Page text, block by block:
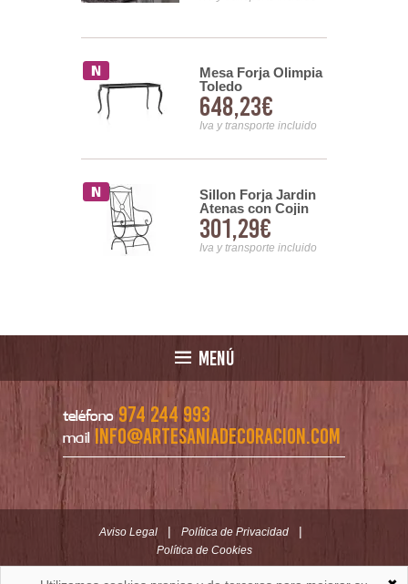
Mesa Forja Olimpia
Toledo
648,23€
Iva y transporte incluido
Sillon Forja Jardin
Atenas con Cojin
301,29€
Iva y transporte incluido
MENÚ
teléfono 974 244 993
mail info@artesaniadecoracion.com
Aviso Legal | Política de Privacidad |
Política de Cookies